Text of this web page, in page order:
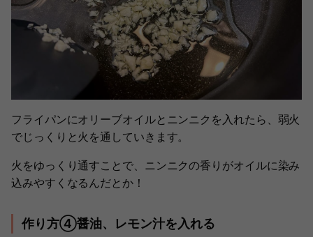
フライパンにオリーブオイルとニンニクを入れたら、弱火
でじっくりと火を通していきます。
火をゆっくり通すことで、ニンニクの香りがオイルに染み
込みやすくなるんだとか！
作り方④醤油、レモン汁を入れる